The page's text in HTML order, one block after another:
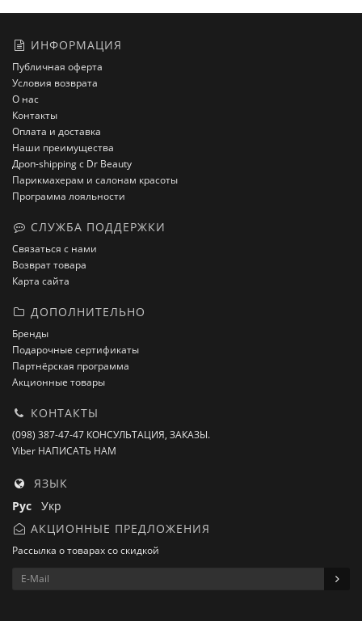
ИНФОРМАЦИЯ
Публичная оферта
Условия возврата
О нас
Контакты
Оплата и доставка
Наши преимущества
Дроп-shipping с Dr Beauty
Парикмахерам и салонам красоты
Программа лояльности
СЛУЖБА ПОДДЕРЖКИ
Связаться с нами
Возврат товара
Карта сайта
ДОПОЛНИТЕЛЬНО
Бренды
Подарочные сертификаты
Партнёрская программа
Акционные товары
КОНТАКТЫ
(098) 387-47-47 КОНСУЛЬТАЦИЯ, ЗАКАЗЫ.
Viber НАПИСАТЬ НАМ
ЯЗЫК
Рус Укр
АКЦИОННЫЕ ПРЕДЛОЖЕНИЯ
Рассылка о товарах со скидкой